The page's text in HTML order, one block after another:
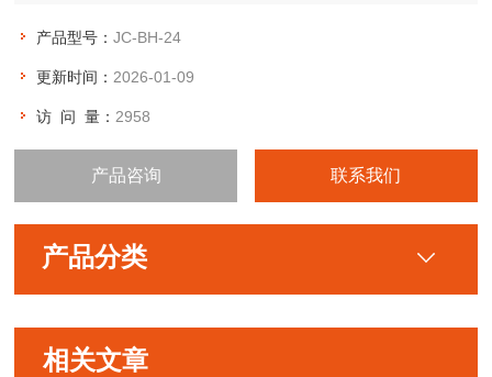
产品型号：JC-BH-24
更新时间： 2026-01-09
访 问 量： 2958
产品咨询 联系我们
产品分类
相关文章